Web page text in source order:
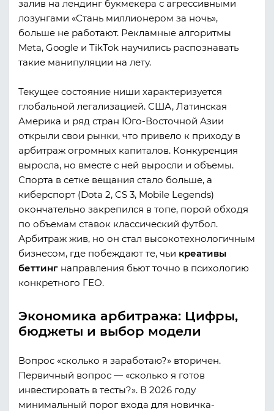
залив на лендинг букмекера с агрессивными
лозунгами «Стань миллионером за ночь»,
больше не работают. Рекламные алгоритмы
Meta, Google и TikTok научились распознавать
такие манипуляции на лету.
Текущее состояние ниши характеризуется
глобальной легализацией. США, Латинская
Америка и ряд стран Юго-Восточной Азии
открыли свои рынки, что привело к приходу в
арбитраж огромных капиталов. Конкуренция
выросла, но вместе с ней выросли и объемы.
Спорта в сетке вещания стало больше, а
киберспорт (Dota 2, CS 3, Mobile Legends)
окончательно закрепился в топе, порой обходя
по объемам ставок классический футбол.
Арбитраж жив, но он стал высокотехнологичным
бизнесом, где побеждают те, чьи креативы
беттинг направления бьют точно в психологию
конкретного ГЕО.
Экономика арбитража: Цифры,
бюджеты и выбор модели
Вопрос «сколько я заработаю?» вторичен.
Первичный вопрос — «сколько я готов
инвестировать в тесты?». В 2026 году
минимальный порог входа для новичка-